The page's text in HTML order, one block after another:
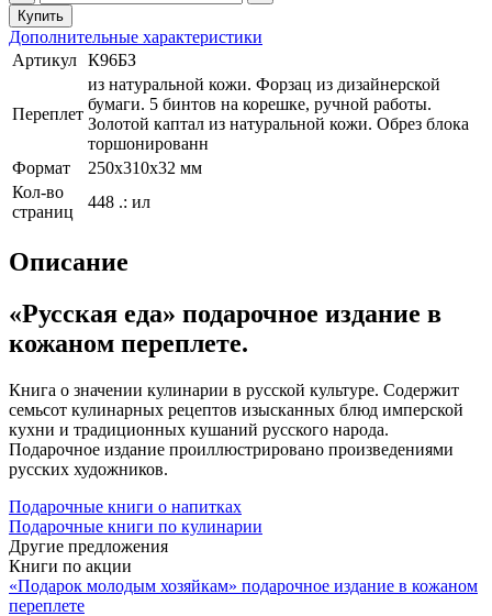
Дополнительные характеристики
Артикул К96БЗ
Переплет
из натуральной кожи. Форзац из дизайнерской
бумаги. 5 бинтов на корешке, ручной работы.
Золотой каптал из натуральной кожи. Обрез блока
торшонированн
Формат
250х310х32 мм
Кол-во
страниц
448 .: ил
Описание
«Русская еда» подарочное издание в
кожаном переплете.
Книга о значении кулинарии в русской культуре. Содержит
семьсот кулинарных рецептов изысканных блюд имперской
кухни и традиционных кушаний русского народа.
Подарочное издание проиллюстрировано произведениями
русских художников.
Подарочные книги о напитках
Подарочные книги по кулинарии
Другие предложения
Книги по акции
«Подарок молодым хозяйкам» подарочное издание в кожаном
переплете